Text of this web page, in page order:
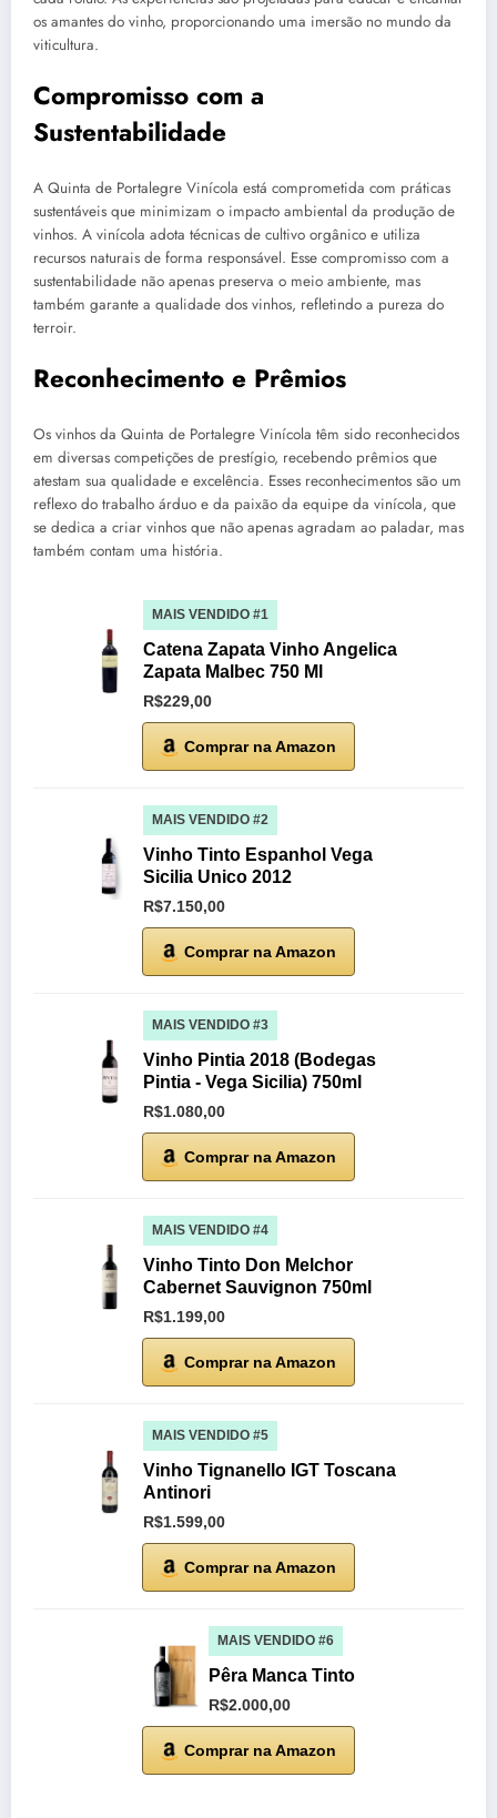
os amantes do vinho, proporcionando uma imersão no mundo da
viticultura.
Compromisso com a
Sustentabilidade
A Quinta de Portalegre Vinícola está comprometida com práticas
sustentáveis que minimizam o impacto ambiental da produção de
vinhos. A vinícola adota técnicas de cultivo orgânico e utiliza
recursos naturais de forma responsável. Esse compromisso com a
sustentabilidade não apenas preserva o meio ambiente, mas
também garante a qualidade dos vinhos, refletindo a pureza do
terroir.
Reconhecimento e Prêmios
Os vinhos da Quinta de Portalegre Vinícola têm sido reconhecidos
em diversas competições de prestígio, recebendo prêmios que
atestam sua qualidade e excelência. Esses reconhecimentos são um
reflexo do trabalho árduo e da paixão da equipe da vinícola, que
se dedica a criar vinhos que não apenas agradam ao paladar, mas
também contam uma história.
MAIS VENDIDO #1
Catena Zapata Vinho Angelica
Zapata Malbec 750 Ml
R$229,00
Comprar na Amazon
MAIS VENDIDO #2
Vinho Tinto Espanhol Vega
Sicilia Unico 2012
R$7.150,00
Comprar na Amazon
MAIS VENDIDO #3
Vinho Pintia 2018 (Bodegas
Pintia - Vega Sicilia) 750ml
R$1.080,00
Comprar na Amazon
MAIS VENDIDO #4
Vinho Tinto Don Melchor
Cabernet Sauvignon 750ml
R$1.199,00
Comprar na Amazon
MAIS VENDIDO #5
Vinho Tignanello IGT Toscana
Antinori
R$1.599,00
Comprar na Amazon
MAIS VENDIDO #6
Pêra Manca Tinto
R$2.000,00
Comprar na Amazon